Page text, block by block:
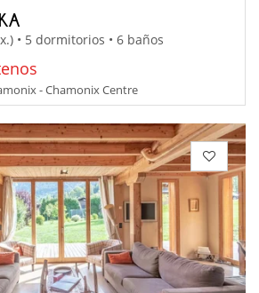
• 5 dormitorios • 6 baños
- Chamonix Centre